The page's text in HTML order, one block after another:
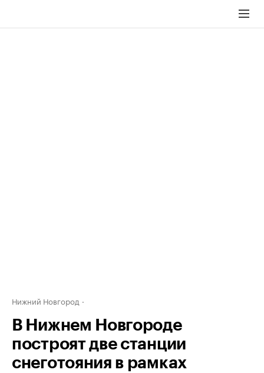
Нижний Новгород
В Нижнем Новгороде
построят две станции
снеготояния в рамках